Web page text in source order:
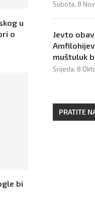
u
o
bi
Subota, 8
Jevto
muštuluk
Srijeda, 8
PRATITE